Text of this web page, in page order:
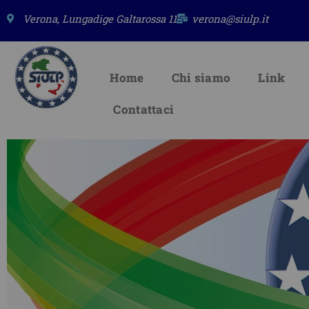
al
contenuto
Verona, Lungadige Galtarossa 11 verona@siulp.it
Home Chi siamo Link
Contattaci